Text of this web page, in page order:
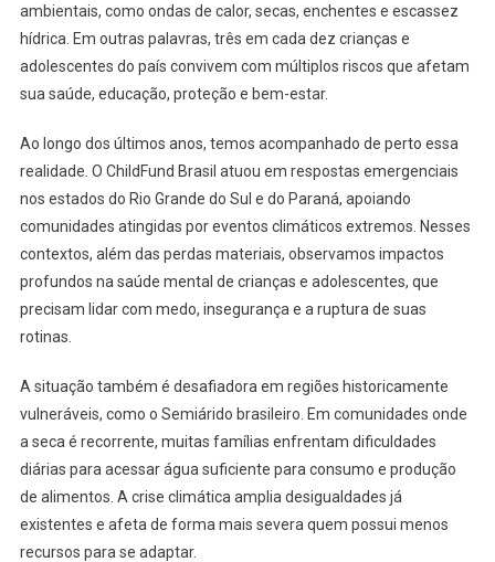
ambientais, como ondas de calor, secas, enchentes e escassez
hídrica. Em outras palavras, três em cada dez crianças e
adolescentes do país convivem com múltiplos riscos que afetam
sua saúde, educação, proteção e bem-estar.
Ao longo dos últimos anos, temos acompanhado de perto essa
realidade. O ChildFund Brasil atuou em respostas emergenciais
nos estados do Rio Grande do Sul e do Paraná, apoiando
comunidades atingidas por eventos climáticos extremos. Nesses
contextos, além das perdas materiais, observamos impactos
profundos na saúde mental de crianças e adolescentes, que
precisam lidar com medo, insegurança e a ruptura de suas
rotinas.
A situação também é desafiadora em regiões historicamente
vulneráveis, como o Semiárido brasileiro. Em comunidades onde
a seca é recorrente, muitas famílias enfrentam dificuldades
diárias para acessar água suficiente para consumo e produção
de alimentos. A crise climática amplia desigualdades já
existentes e afeta de forma mais severa quem possui menos
recursos para se adaptar.